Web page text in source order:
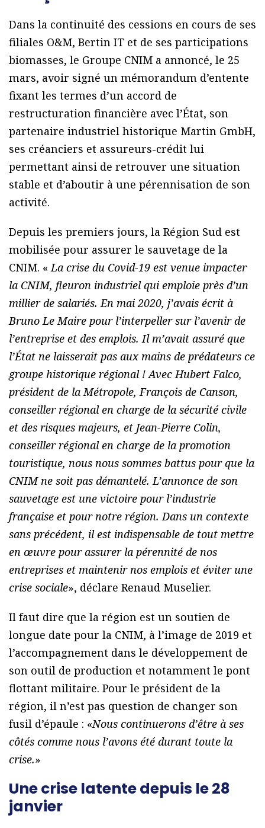
Dans la continuité des cessions en cours de ses
filiales O&M, Bertin IT et de ses participations
biomasses, le Groupe CNIM a annoncé, le 25
mars, avoir signé un mémorandum d’entente
fixant les termes d’un accord de
restructuration financière avec l’État, son
partenaire industriel historique Martin GmbH,
ses créanciers et assureurs-crédit lui
permettant ainsi de retrouver une situation
stable et d’aboutir à une pérennisation de son
activité.
Depuis les premiers jours, la Région Sud est
mobilisée pour assurer le sauvetage de la
CNIM. « La crise du Covid-19 est venue impacter
la CNIM, fleuron industriel qui emploie près d’un
millier de salariés. En mai 2020, j’avais écrit à
Bruno Le Maire pour l’interpeller sur l’avenir de
l’entreprise et des emplois. Il m’avait assuré que
l’État ne laisserait pas aux mains de prédateurs ce
groupe historique régional ! Avec Hubert Falco,
président de la Métropole, François de Canson,
conseiller régional en charge de la sécurité civile
et des risques majeurs, et Jean-Pierre Colin,
conseiller régional en charge de la promotion
touristique, nous nous sommes battus pour que la
CNIM ne soit pas démantelé. L’annonce de son
sauvetage est une victoire pour l’industrie
française et pour notre région. Dans un contexte
sans précédent, il est indispensable de tout mettre
en œuvre pour assurer la pérennité de nos
entreprises et maintenir nos emplois et éviter une
crise sociale», déclare Renaud Muselier.
Il faut dire que la région est un soutien de
longue date pour la CNIM, à l’image de 2019 et
l’accompagnement dans le développement de
son outil de production et notamment le pont
flottant militaire. Pour le président de la
région, il n’est pas question de changer son
fusil d’épaule : «Nous continuerons d’être à ses
côtés comme nous l’avons été durant toute la
crise.»
Une crise latente depuis le 28
janvier